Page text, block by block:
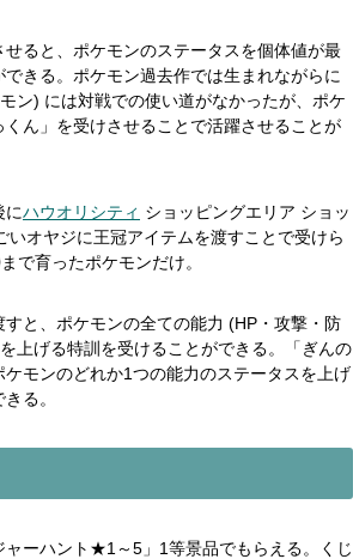
ると、ポケモンのステータスを個体値が最
きる。ポケモン過去作では生まれながらに
ン) には対戦での使い道がなかったが、ポケ
ん」を受けさせることで活躍させることが
にハウオリシティ ショッピングエリア ショッ
オヤジに王冠アイテムを渡すことで受けら
で育ったポケモンだけ。
すと、ポケモンの全ての能力 (HP・攻撃・防
上げる特訓を受けることができる。「ぎんの
モンのどれか1つの能力のステータスを上げ
る。
ャーハント★1～5」1等景品でもらえる。くじ